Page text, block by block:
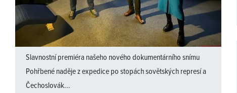
Slavnostní premiéra našeho nového dokumentárního snímu
Pohřbené naděje z expedice po stopách sovětských represí a
Čechoslovák...